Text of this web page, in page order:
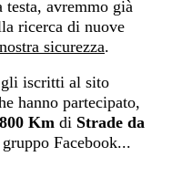
testa, avremmo già
ricerca di nuove
sicurezza.
gli iscritti al sito
hanno partecipato,
Km di Strade da
Facebook...